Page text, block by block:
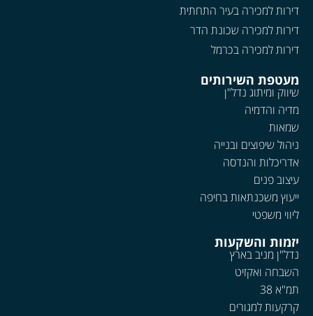
דירות למכירה בעיר התחתית
דירות למכירה שכונת הדר
דירות למכירה בכרמל
מעטפת השירותים
שיווק ומיתוג נדל"ן
מדיה והדמיה
שמאות
ניהול שיפוצים ובנייה
אדריכלות והנדסה
עיצוב פנים
ייעוץ משכנתאות בחיפה
ליווי משפטי
יזמות והשקעות
נדל"ן מניב בארץ
השבחה ואקזיט
תמ"א 38
קרקעות למגורים